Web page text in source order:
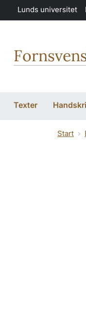
Hoppa till huvudinnehåll
Lunds universitet
Texter
Start